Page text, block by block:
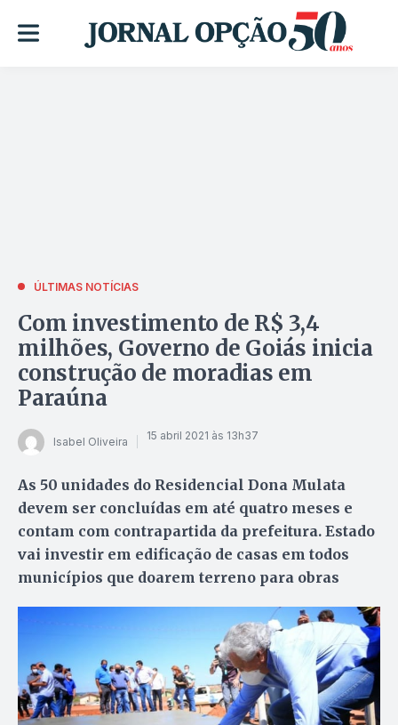
ÚLTIMAS NOTÍCIAS
Com investimento de R$ 3,4
milhões, Governo de Goiás inicia
construção de moradias em
Paraúna
Isabel Oliveira 15 abril 2021 às 13h37
As 50 unidades do Residencial Dona Mulata
devem ser concluídas em até quatro meses e
contam com contrapartida da prefeitura. Estado
vai investir em edificação de casas em todos
municípios que doarem terreno para obras